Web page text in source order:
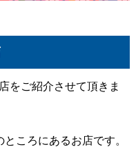
をご紹介させて頂きま
ころにあるお店です。